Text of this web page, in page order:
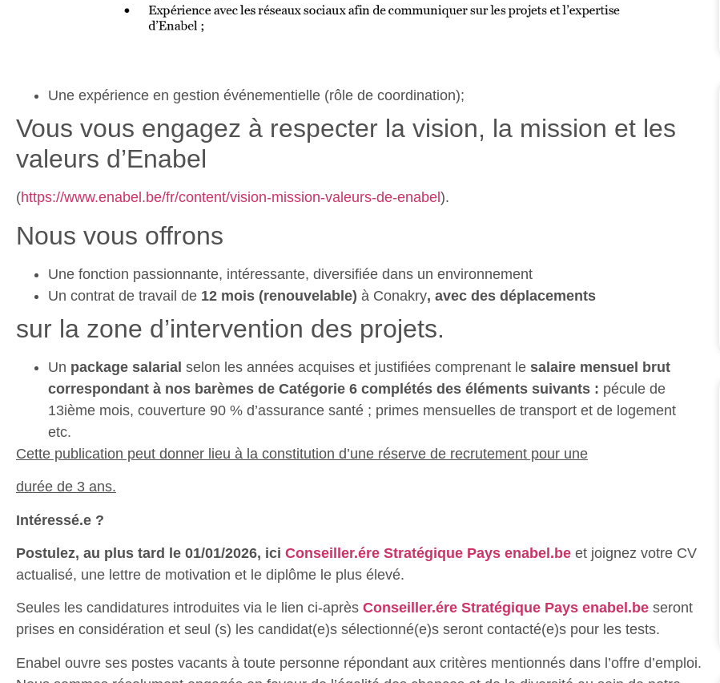
Une expérience en gestion événementielle (rôle de coordination);
Vous vous engagez à respecter la vision, la mission et les
valeurs d’Enabel
(https://www.enabel.be/fr/content/vision-mission-valeurs-de-enabel ).
Nous vous offrons
Une fonction passionnante, intéressante, diversifiée dans un environnement
Un contrat de travail de 12 mois (renouvelable) à Conakry, avec des déplacements
sur la zone d’intervention des projets.
Un package salarial selon les années acquises et justifiées comprenant le salaire mensuel brut
correspondant à nos barèmes de Catégorie 6 complétés des éléments suivants : pécule de
13ième mois, couverture 90 % d’assurance santé ; primes mensuelles de transport et de logement
etc.
Cette publication peut donner lieu à la constitution d’une réserve de recrutement pour une
durée de 3 ans.
Intéressé.e ?
Postulez, au plus tard le 01/01/2026, ici Conseiller.ére Stratégique Pays enabel.be et joignez votre CV
actualisé, une lettre de motivation et le diplôme le plus élevé.
Seules les candidatures introduites via le lien ci-après Conseiller.ére Stratégique Pays enabel.be seront
prises en considération et seul (s) les candidat(e)s sélectionné(e)s seront contacté(e)s pour les tests.
Enabel ouvre ses postes vacants à toute personne répondant aux critères mentionnés dans l’offre d’emploi.